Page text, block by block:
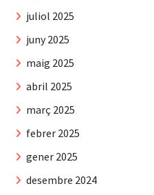
juliol 2025
juny 2025
maig 2025
abril 2025
març 2025
febrer 2025
gener 2025
desembre 2024